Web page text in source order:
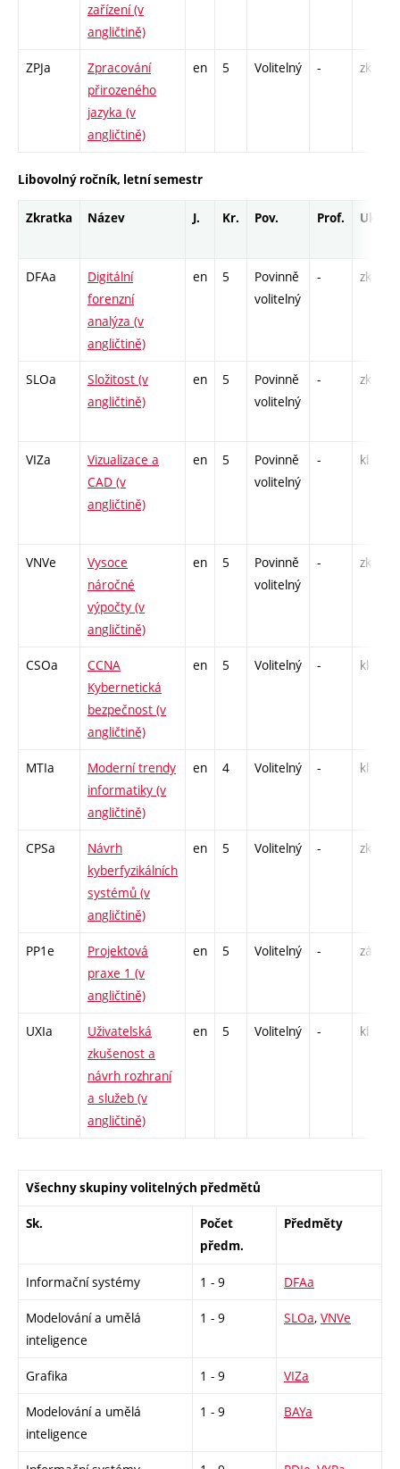
zařízení (v
angličtině)
ZPJa
Zpracování
přirozeného
jazyka (v
angličtině)
en 5 Volitelný - zk
Libovolný ročník, letní semestr
Zkratka Název J. Kr. Pov. Prof. Uk.
DFAa
Digitální
forenzní
analýza (v
angličtině)
en 5
Povinně
volitelný
- zk
SLOa
Složitost (v
angličtině)
en 5
Povinně
volitelný
- zk
VIZa
Vizualizace a
CAD (v
angličtině)
en 5
Povinně
volitelný
- kl
VNVe
Vysoce
náročné
výpočty (v
angličtině)
en 5
Povinně
volitelný
- zk
CSOa
CCNA
Kybernetická
bezpečnost (v
angličtině)
en 5 Volitelný - kl
MTIa
Moderní trendy
informatiky (v
angličtině)
en 4 Volitelný - kl
CPSa
Návrh
kyberfyzikálních
systémů (v
angličtině)
en 5 Volitelný - zk
PP1e
Projektová
praxe 1 (v
angličtině)
en 5 Volitelný - zá
UXIa
Uživatelská
zkušenost a
návrh rozhraní
a služeb (v
angličtině)
en 5 Volitelný - kl
Všechny skupiny volitelných předmětů
Sk.
Počet
předm.
Předměty
Informační systémy 1 - 9 DFAa
Modelování a umělá
inteligence
1 - 9 SLOa, VNVe
Grafika 1 - 9 VIZa
Modelování a umělá
inteligence
1 - 9 BAYa